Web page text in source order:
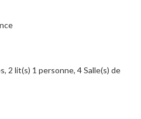
2 lit(s) 1 personne, 4 Salle(s) de